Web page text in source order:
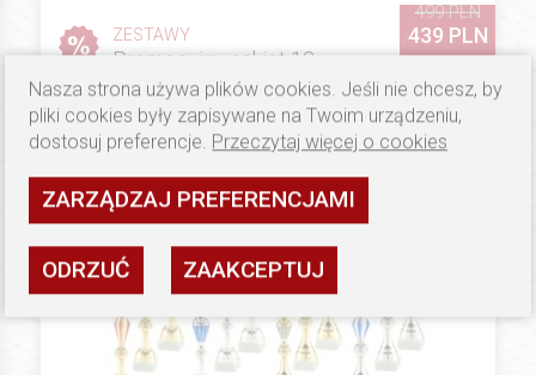
ZESTAWY
Promocyjny pakiet 12
pucharów SET2024C (5)
499 PLN
439 PLN
Dostępność: ostatnie sztuki
ZOBACZ
Nasza strona używa plików cookies. Jeśli nie chcesz, by
pliki cookies były zapisywane na Twoim urządzeniu,
dostosuj preferencje. Przeczytaj więcej o cookies
ZARZĄDZAJ PREFERENCJAMI
ODRZUĆ ZAAKCEPTUJ